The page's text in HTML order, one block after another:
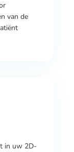
van de
in uw 2D-